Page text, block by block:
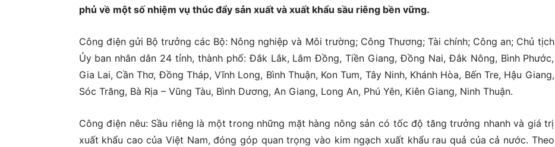
phủ về một số nhiệm vụ thúc đẩy sản xuất và xuất khẩu sầu riêng bền vững.
Công điện gửi Bộ trưởng các Bộ: Nông nghiệp và Môi trường; Công Thương; Tài chính; Công an; Chủ tịch
Ủy ban nhân dân 24 tỉnh, thành phố: Đắk Lắk, Lâm Đồng, Tiền Giang, Đồng Nai, Đắk Nông, Bình Phước,
Gia Lai, Cần Thơ, Đồng Tháp, Vĩnh Long, Bình Thuận, Kon Tum, Tây Ninh, Khánh Hòa, Bến Tre, Hậu Giang,
Sóc Trăng, Bà Rịa – Vũng Tàu, Bình Dương, An Giang, Long An, Phú Yên, Kiên Giang, Ninh Thuận.
Công điện nêu: Sầu riêng là một trong những mặt hàng nông sản có tốc độ tăng trưởng nhanh và giá trị
xuất khẩu cao của Việt Nam, đóng góp quan trọng vào kim ngạch xuất khẩu rau quả của cả nước. Theo